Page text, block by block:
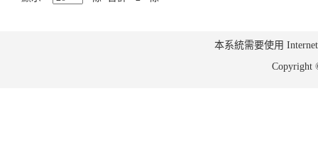
本系統需要使用
Copyright